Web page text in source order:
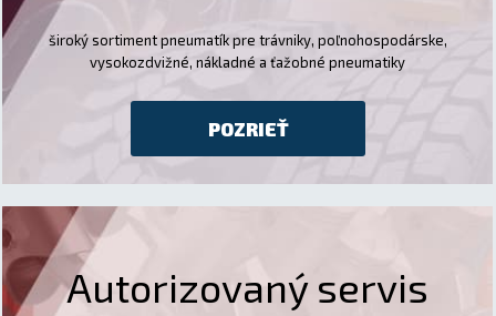
široký sortiment pneumatík pre trávniky, poľnohospodárske,
vysokozdvižné, nákladné a ťažobné pneumatiky
POZRIEŤ
Autorizovaný servis